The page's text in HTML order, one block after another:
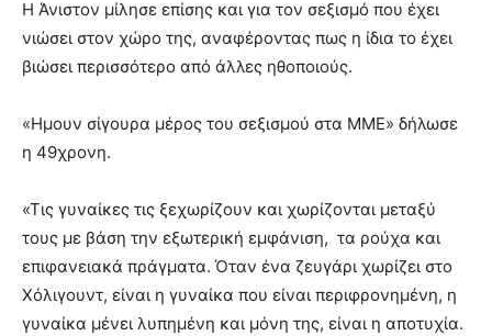
Η Άνιστον μίλησε επίσης και για τον σεξισμό που έχει
νιώσει στον χώρο της, αναφέροντας πως η ίδια το έχει
βιώσει περισσότερο από άλλες ηθοποιούς.
«Ημουν σίγουρα μέρος του σεξισμού στα ΜΜΕ» δήλωσε
η 49χρονη.
«Τις γυναίκες τις ξεχωρίζουν και χωρίζονται μεταξύ
τους με βάση την εξωτερική εμφάνιση, τα ρούχα και
επιφανειακά πράγματα. Όταν ένα ζευγάρι χωρίζει στο
Χόλιγουντ, είναι η γυναίκα που είναι περιφρονημένη, η
γυναίκα μένει λυπημένη και μόνη της, είναι η αποτυχία.